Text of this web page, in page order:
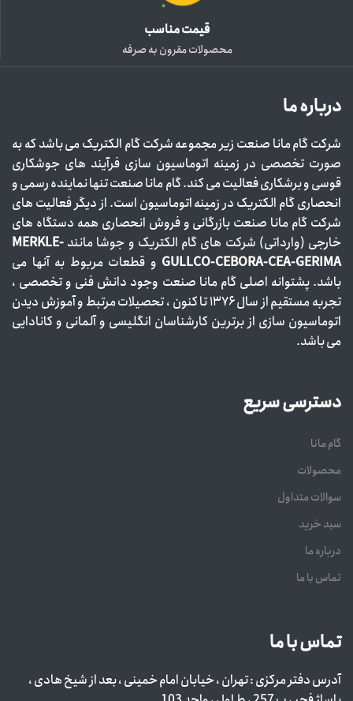
قیمت مناسب
محصولات مقرون به صرفه
درباره ما
شرکت گام مانا صنعت زیر مجموعه شرکت گام الکتریک می باشد که به
صورت تخصصی در زمینه اتوماسیون سازی فرآیند های جوشکاری
قوسی و برشکاری فعالیت می کند. گام مانا صنعت تنها نماینده رسمی و
انحصاری گام الکتریک در زمینه اتوماسیون است. از دیگر فعالیت های
شرکت گام مانا صنعت بازرگانی و فروش انحصاری همه دستگاه های
خارجی (وارداتی) شرکت های گام الکتریک و جوشا مانند MERKLE-
GULLCO-CEBORA-CEA-GERIMA و قطعات مربوط به آنها می
باشد. پشتوانه اصلی گام مانا صنعت وجود دانش فنی و تخصصی ،
تجربه مستقیم از سال ۱۳۷۶ تا کنون ، تحصیلات مرتبط و آموزش دیدن
اتوماسیون سازی از برترین کارشناسان انگلیسی و آلمانی و کانادایی
می باشد.
دسترسی سریع
گام مانا
محصولات
سوالات متداول
سبد خرید
درباره ما
تماس با ما
تماس با ما
آدرس دفتر مرکزی : تهران ، خیابان امام خمینی ، بعد از شیخ هادی ،